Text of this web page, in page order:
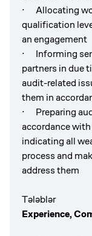
· Allocating
qualification
an engagement
· Informing
partners in due
audit-related
them in
· Preparing
accordance
indicating all
process and
address them
Tələblər
Experience,